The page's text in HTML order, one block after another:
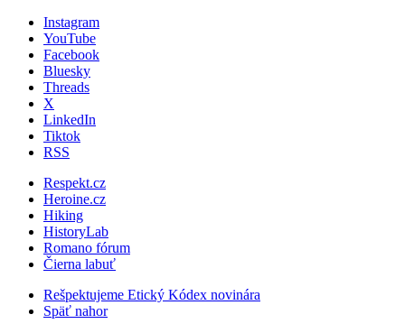
Instagram
YouTube
Facebook
Bluesky
Threads
X
LinkedIn
Tiktok
RSS
Respekt.cz
Heroine.cz
Hiking
HistoryLab
Romano fórum
Čierna labuť
Rešpektujeme Etický Kódex novinára
Späť nahor